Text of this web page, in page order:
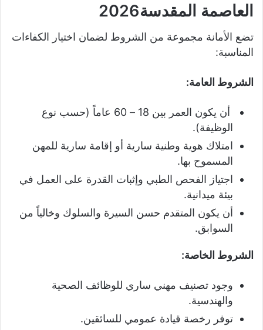
العاصمة المقدسة2026
تضع الأمانة مجموعة من الشروط لضمان اختيار الكفاءات
المناسبة:
الشروط العامة:
أن يكون العمر بين 18 – 60 عاماً (حسب نوع
الوظيفة).
امتلاك هوية وطنية سارية أو إقامة سارية للمهن
المسموح بها.
اجتياز الفحص الطبي وإثبات القدرة على العمل في
بيئة ميدانية.
أن يكون المتقدم حسن السيرة والسلوك وخالياً من
السوابق.
الشروط الخاصة:
وجود تصنيف مهني ساري للوظائف الصحية
والهندسية.
توفر رخصة قيادة عمومي للسائقين.